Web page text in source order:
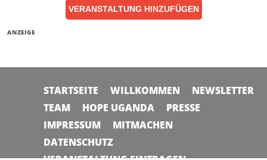
VERANSTALTUNG HINZUFÜGEN
ANZEIGE
STARTSEITE WILLKOMMEN
NEWSLETTER
TEAM
HOPE UGANDA
PRESSE
IMPRESSUM
MITMACHEN
DATENSCHUTZ